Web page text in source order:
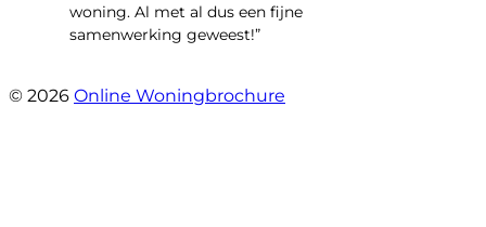
woning. Al met al dus een fijne
samenwerking geweest!”
© 2026 Online Woningbrochure